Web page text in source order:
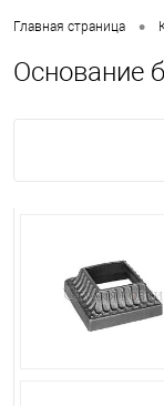
Главная страница •
Основание